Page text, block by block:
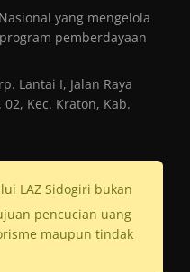
yang mengelola
pemberdayaan
Lantai I, Jalan Raya
02, Kec. Kraton, Kab.
LAZ Sidogiri bukan
pencucian uang
maupun tindak